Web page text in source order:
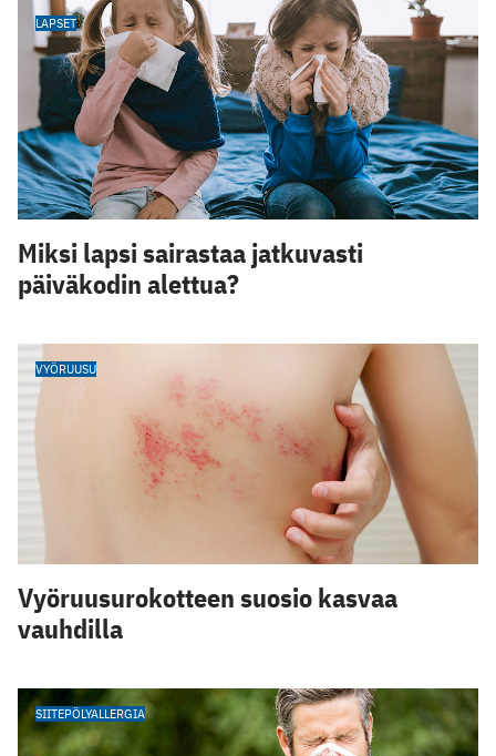
LAPSET
Miksi lapsi sairastaa jatkuvasti
päiväkodin alettua?
VYÖRUUSU
Vyöruusurokotteen suosio kasvaa
vauhdilla
SIITEPÖLYALLERGIA